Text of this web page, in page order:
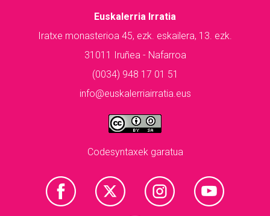
Euskalerria Irratia
Iratxe monasterioa 45, ezk. eskailera, 13. ezk.
31011 Iruñea - Nafarroa
(0034) 948 17 01 51
info@euskalerriairratia.eus
Codesyntaxek garatua